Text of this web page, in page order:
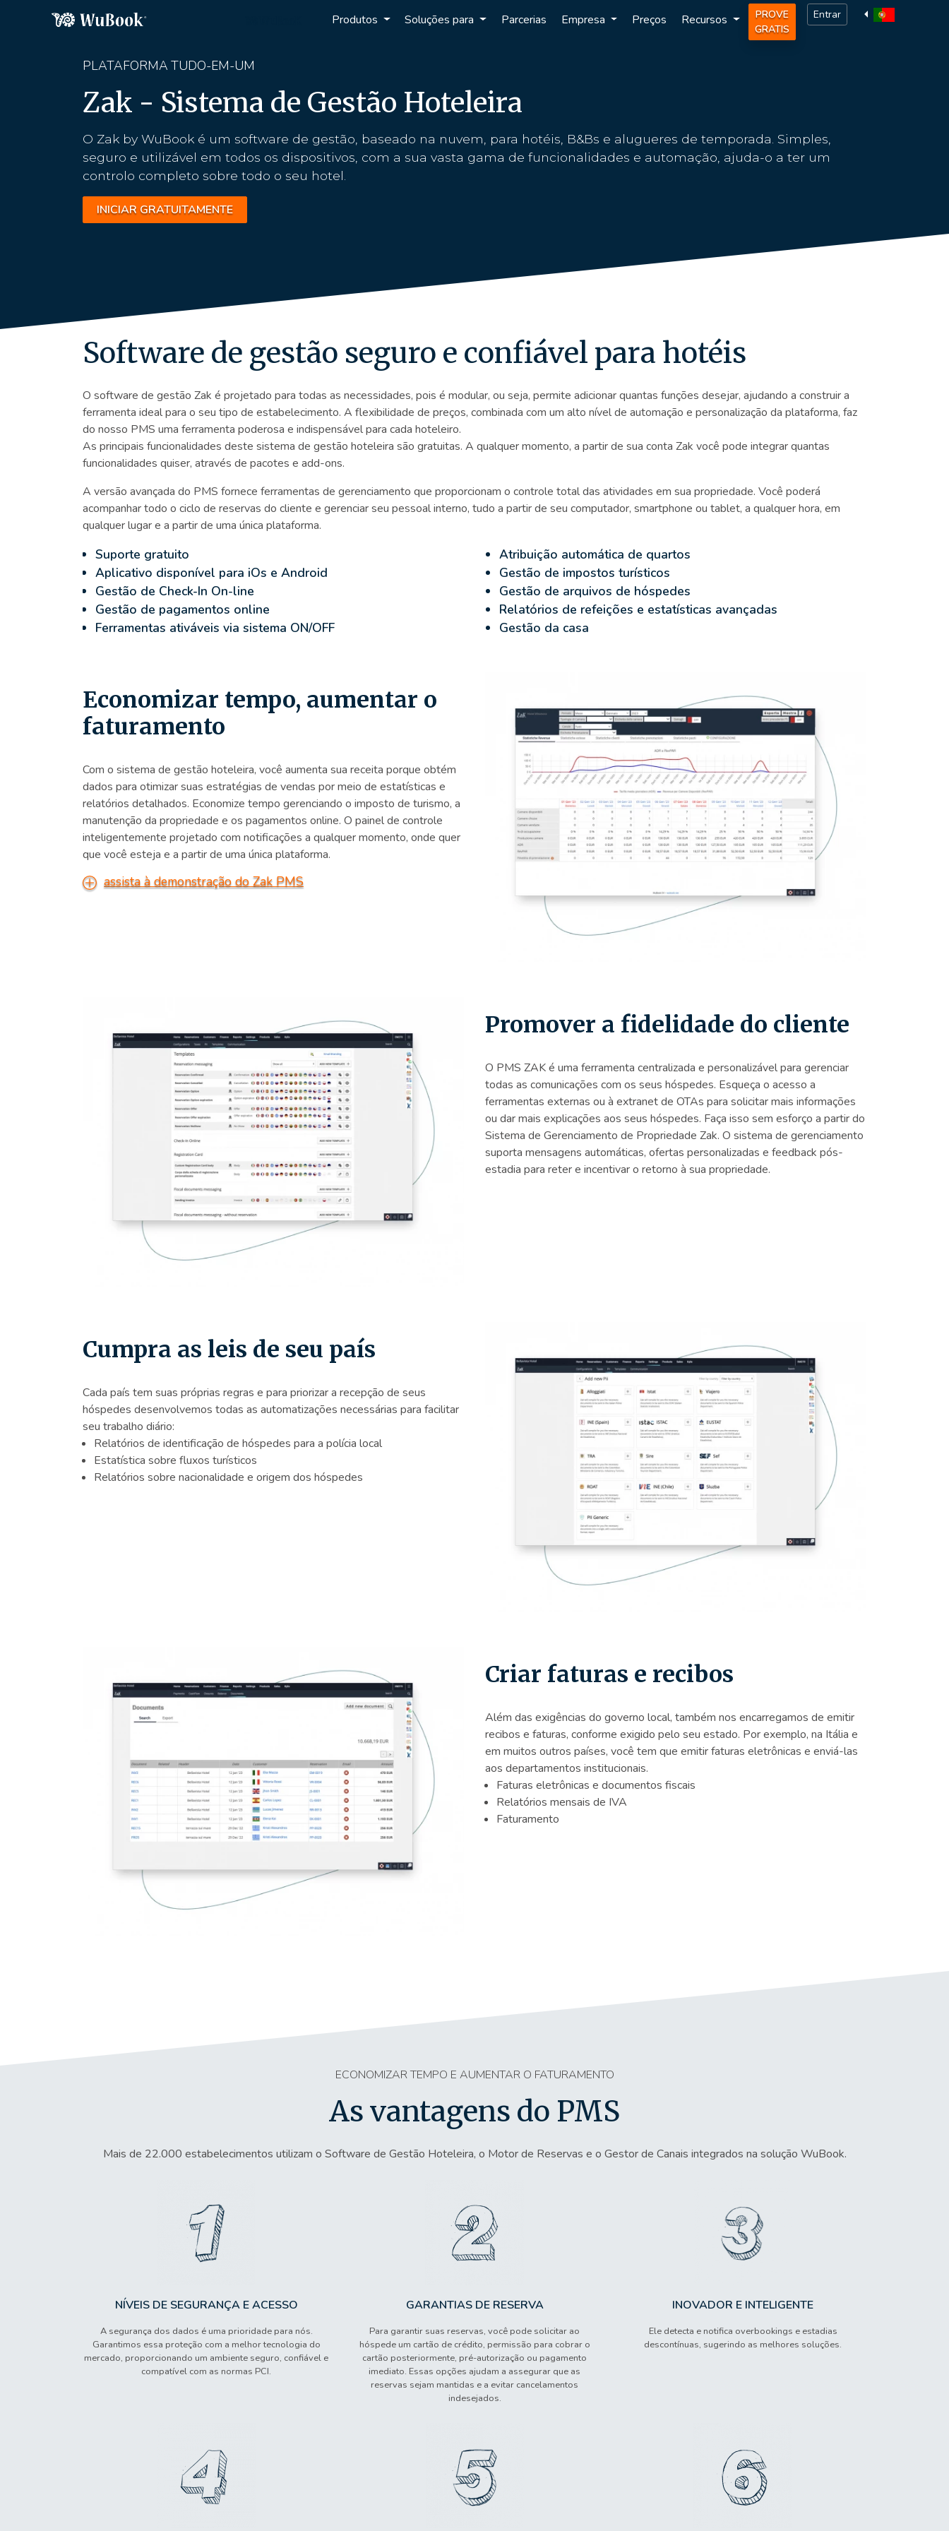
Produtos Soluções para Parcerias Empresa Preços Recursos
PROVE
GRATIS
Entrar
PLATAFORMA TUDO-EM-UM
Zak - Sistema de Gestão Hoteleira
O Zak by WuBook é um software de gestão, baseado na nuvem, para hotéis, B&Bs e alugueres de temporada. Simples,
seguro e utilizável em todos os dispositivos, com a sua vasta gama de funcionalidades e automação, ajuda-o a ter um
controlo completo sobre todo o seu hotel.
INICIAR GRATUITAMENTE
Software de gestão seguro e confiável para hotéis
O software de gestão Zak é projetado para todas as necessidades, pois é modular, ou seja, permite adicionar quantas funções desejar, ajudando a construir a
ferramenta ideal para o seu tipo de estabelecimento. A flexibilidade de preços, combinada com um alto nível de automação e personalização da plataforma, faz
do nosso PMS uma ferramenta poderosa e indispensável para cada hoteleiro.
As principais funcionalidades deste sistema de gestão hoteleira são gratuitas. A qualquer momento, a partir de sua conta Zak você pode integrar quantas
funcionalidades quiser, através de pacotes e add-ons.
A versão avançada do PMS fornece ferramentas de gerenciamento que proporcionam o controle total das atividades em sua propriedade. Você poderá
acompanhar todo o ciclo de reservas do cliente e gerenciar seu pessoal interno, tudo a partir de seu computador, smartphone ou tablet, a qualquer hora, em
qualquer lugar e a partir de uma única plataforma.
Suporte gratuito
Aplicativo disponível para iOs e Android
Gestão de Check-In On-line
Gestão de pagamentos online
Ferramentas ativáveis via sistema ON/OFF
Atribuição automática de quartos
Gestão de impostos turísticos
Gestão de arquivos de hóspedes
Relatórios de refeições e estatísticas avançadas
Gestão da casa
Economizar tempo, aumentar o
faturamento
Com o sistema de gestão hoteleira, você aumenta sua receita porque obtém
dados para otimizar suas estratégias de vendas por meio de estatísticas e
relatórios detalhados. Economize tempo gerenciando o imposto de turismo, a
manutenção da propriedade e os pagamentos online. O painel de controle
inteligentemente projetado com notificações a qualquer momento, onde quer
que você esteja e a partir de uma única plataforma.
assista à demonstração do Zak PMS
Promover a fidelidade do cliente
O PMS ZAK é uma ferramenta centralizada e personalizável para gerenciar
todas as comunicações com os seus hóspedes. Esqueça o acesso a
ferramentas externas ou à extranet de OTAs para solicitar mais informações
ou dar mais explicações aos seus hóspedes. Faça isso sem esforço a partir do
Sistema de Gerenciamento de Propriedade Zak. O sistema de gerenciamento
suporta mensagens automáticas, ofertas personalizadas e feedback pós-
estadia para reter e incentivar o retorno à sua propriedade.
Cumpra as leis de seu país
Cada país tem suas próprias regras e para priorizar a recepção de seus
hóspedes desenvolvemos todas as automatizações necessárias para facilitar
seu trabalho diário:
Relatórios de identificação de hóspedes para a polícia local
Estatística sobre fluxos turísticos
Relatórios sobre nacionalidade e origem dos hóspedes
Criar faturas e recibos
Além das exigências do governo local, também nos encarregamos de emitir
recibos e faturas, conforme exigido pelo seu estado. Por exemplo, na Itália e
em muitos outros países, você tem que emitir faturas eletrônicas e enviá-las
aos departamentos institucionais.
Faturas eletrônicas e documentos fiscais
Relatórios mensais de IVA
Faturamento
ECONOMIZAR TEMPO E AUMENTAR O FATURAMENTO
As vantagens do PMS
Mais de 22.000 estabelecimentos utilizam o Software de Gestão Hoteleira, o Motor de Reservas e o Gestor de Canais integrados na solução WuBook.
NÍVEIS DE SEGURANÇA E ACESSO
A segurança dos dados é uma prioridade para nós.
Garantimos essa proteção com a melhor tecnologia do
mercado, proporcionando um ambiente seguro, confiável e
compatível com as normas PCI.
GARANTIAS DE RESERVA
Para garantir suas reservas, você pode solicitar ao
hóspede um cartão de crédito, permissão para cobrar o
cartão posteriormente, pré-autorização ou pagamento
imediato. Essas opções ajudam a assegurar que as
reservas sejam mantidas e a evitar cancelamentos
indesejados.
INOVADOR E INTELIGENTE
Ele detecta e notifica overbookings e estadias
descontínuas, sugerindo as melhores soluções.